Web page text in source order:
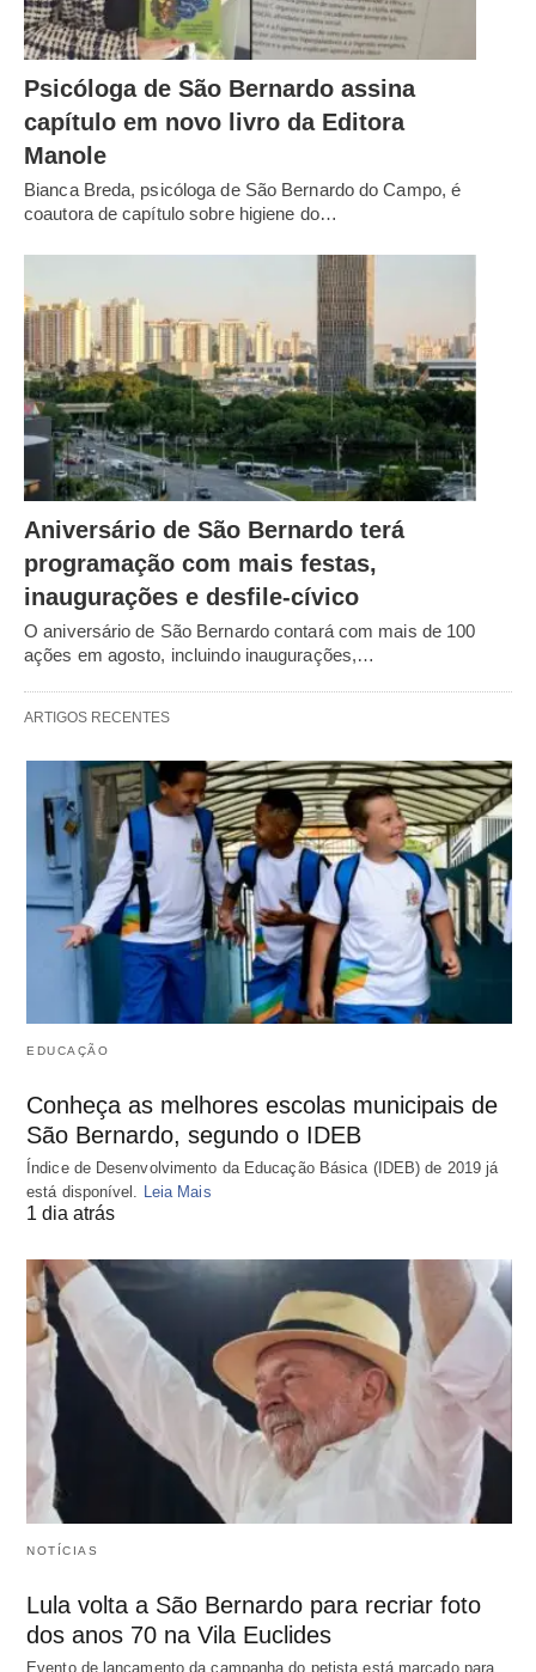
Psicóloga de São Bernardo assina
capítulo em novo livro da Editora
Manole
Bianca Breda, psicóloga de São Bernardo do Campo, é
coautora de capítulo sobre higiene do…
Aniversário de São Bernardo terá
programação com mais festas,
inaugurações e desfile-cívico
O aniversário de São Bernardo contará com mais de 100
ações em agosto, incluindo inaugurações,…
ARTIGOS RECENTES
EDUCAÇÃO
Conheça as melhores escolas municipais de
São Bernardo, segundo o IDEB
Índice de Desenvolvimento da Educação Básica (IDEB) de 2019 já
está disponível. Leia Mais
1 dia atrás
NOTÍCIAS
Lula volta a São Bernardo para recriar foto
dos anos 70 na Vila Euclides
Evento de lançamento da campanha do petista está marcado para